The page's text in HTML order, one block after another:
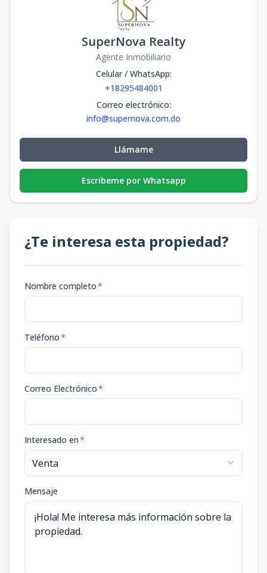
SuperNova Realty
Agente Inmobiliario
Celular / WhatsApp:
+18295484001
Correo electrónico:
info@supernova.com.do
Llámame
Escribeme por Whatsapp
¿Te interesa esta propiedad?
Nombre completo*
Teléfono*
Correo Electrónico*
Interesado en*
Mensaje